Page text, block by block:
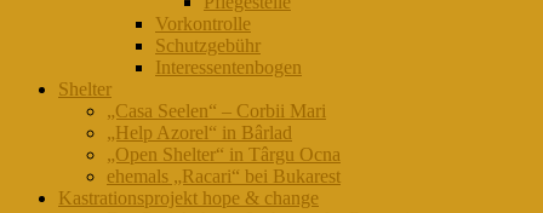
Vorkontrolle
Schutzgebühr
Interessentenbogen
Shelter
„Casa Seelen“ – Corbii Mari
„Help Azorel“ in Bârlad
„Open Shelter“ in Târgu Ocna
ehemals „Racari“ bei Bukarest
Kastrationsprojekt hope & change